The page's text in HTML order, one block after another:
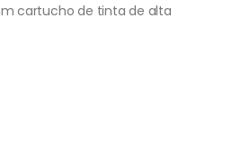
cartucho de tinta de alta